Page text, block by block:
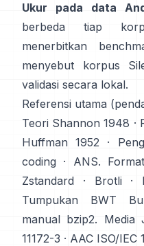
Ukur pada data
berbeda tiap
menerbitkan
menyebut korpus
validasi secara lokal.
Referensi utama
Teori Shannon 1948 ·
Huffman 1952
·
coding · ANS. Format
Zstandard
· Brotli ·
Tumpukan BWT
manual bzip2. Media
11172-3 · AAC ISO/IEC